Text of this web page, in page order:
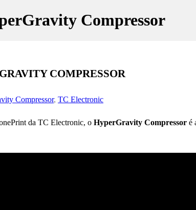
Compressor
COMPRESSOR
Compressor, TC Electronic
da TC Electronic, o HyperGravity Compressor é